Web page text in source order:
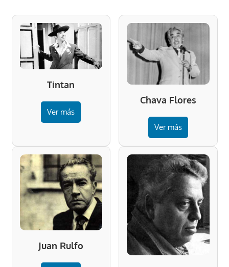
Tintan
Ver más
Chava Flores
Ver más
Juan Rulfo